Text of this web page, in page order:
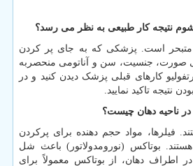
نتیجه کار طبیعی به نظر می رسد؟
متبحر است. پزشکی که به جای پر کردن
جنسیت، سن و آناتومی منحصربه
کارهای قبلی پزشک دیدن کنید و در
نتیجه تاکید نمایید.
ناحیه دهان چیست؟
فیلرها، مواد حجم دهنده برای پرکردن
بوتاکس (نورومدولاتور) باعث شل
دهان، از بوتاکس معمولاً برای